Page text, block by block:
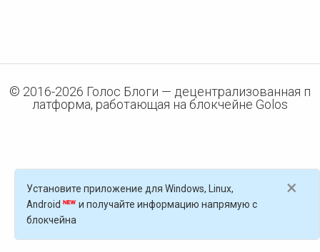
© 2016-2026 Голос Блоги — децентрализованная п
латформа, работающая на блокчейне Golos
×
Установите приложение для Windows, Linux,
Android
и получайте информацию напрямую с
блокчейна